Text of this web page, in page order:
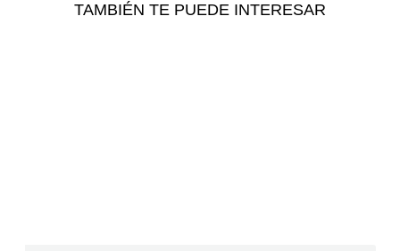
TAMBIÉN TE PUEDE INTERESAR